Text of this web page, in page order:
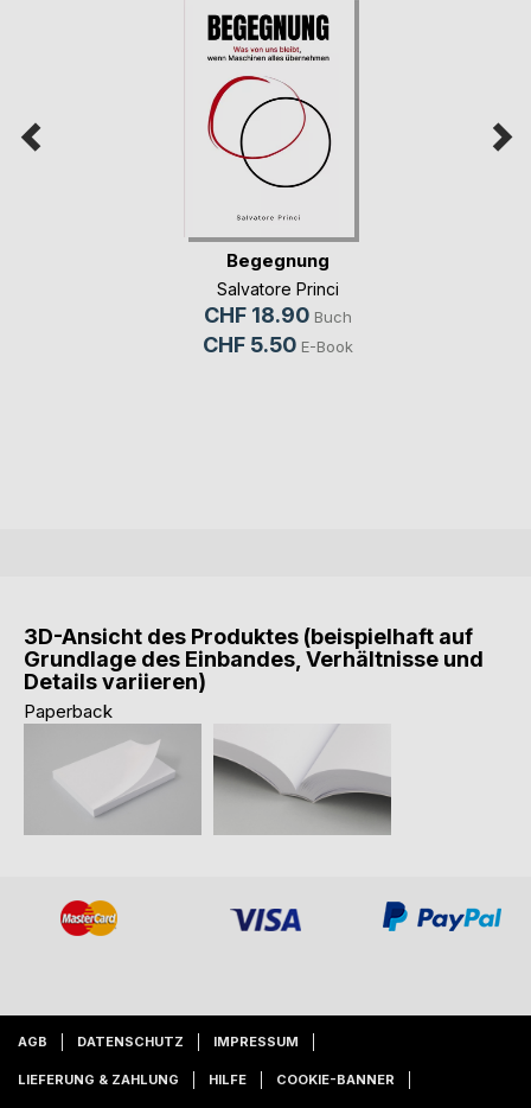
Begegnung
Salvatore Princi
CHF 18.90 Buch
CHF 5.50 E-Book
3D-Ansicht des Produktes (beispielhaft auf
Grundlage des Einbandes, Verhältnisse und
Details variieren)
Paperback
AGB DATENSCHUTZ IMPRESSUM
LIEFERUNG & ZAHLUNG HILFE COOKIE-BANNER